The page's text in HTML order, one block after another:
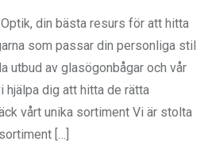
din bästa resurs för att hitta
som passar din personliga stil
utbud av glasögonbågar och vår
dig att hitta de rätta
vårt unika sortiment Vi är stolta
[…]